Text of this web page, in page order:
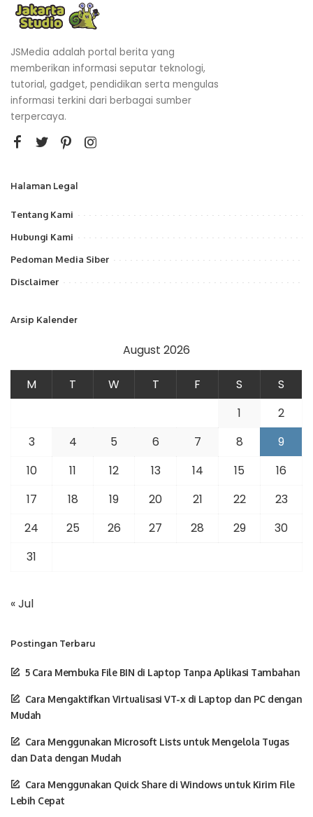
JSMedia adalah portal berita yang
memberikan informasi seputar teknologi,
tutorial, gadget, pendidikan serta mengulas
informasi terkini dari berbagai sumber
terpercaya.
Halaman Legal
Tentang Kami
Hubungi Kami
Pedoman Media Siber
Disclaimer
Arsip Kalender
August 2026
M T W T F S
S
1
2
3
4 5 6 7 8
9
10
11 12 13 14 15
16
17
18 19 20 21 22
23
24
25 26 27 28 29
30
31
« Jul
Postingan Terbaru
5 Cara Membuka File BIN di Laptop Tanpa Aplikasi Tambahan
Cara Mengaktifkan Virtualisasi VT-x di Laptop dan PC dengan
Mudah
Cara Menggunakan Microsoft Lists untuk Mengelola Tugas
dan Data dengan Mudah
Cara Menggunakan Quick Share di Windows untuk Kirim File
Lebih Cepat